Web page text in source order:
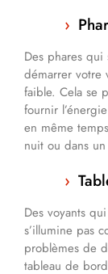
Des phares qui
démarrer votre
faible. Cela se
fournir
en même
nuit ou dans
Des voyants
s’illumine pas
problèmes de
tableau de